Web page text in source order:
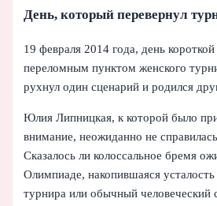
День, который перевернул
19 февраля 2014 года, день
переломным пунктом женского
рухнул один сценарий и родился
Юлия Липницкая, к которой было
внимание, неожиданно не
Сказалось ли колоссальное бремя
Олимпиаде, накопившаяся
турнира или обычный человеческий